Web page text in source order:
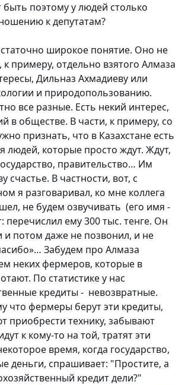
поэтому у людей столько
к депутатам?
широкое понятие. Оно не
к примеру, отдельно взятого Алмаза
Дильназ Ахмадиеву или
и природопользованию.
все разные. Есть некий интерес,
в обществе. В части, к примеру, со
признать, что в Казахстане есть
людей, которые просто ждут. Ждут,
правительство… Им
счастье. В частности, вот, с
я разговаривал, ко мне коллега
не будем озвучивать (его имя -
перечислил ему 300 тыс. тенге. Он
и потом даже не позвонил, и не
Забудем про Алмаза
неких фермеров, которые в
По статистике у нас
кредиты - невозвратные.
что фермеры берут эти кредиты,
приобрести технику, забывают
к кому-то на той, тратят эти
время, когда государство,
деньги, спрашивает: "Простите, а
кредит дели?"